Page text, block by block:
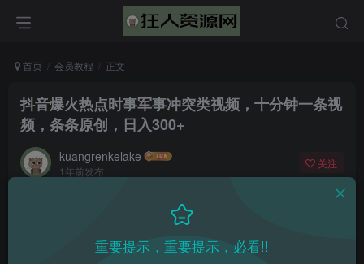
首页 会员教程 正文
抖音爆火热点时事军事冲突类视频，十分钟一条视
频，条条原创，日入300+
kuangrenkelake
1年前发布
关注
链接进入本站首页：
重要提示，重要提示，必看!!